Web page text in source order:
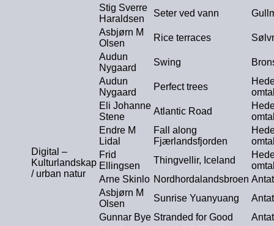
Digital –
Kulturlandskap
/ urban natur
Stig Sverre
Haraldsen
Seter ved vann
Asbjørn M
Olsen
Rice terraces
Audun
Nygaard
Swing
Audun
Nygaard
Perfect trees
Eli Johanne
Stene
Atlantic Road
Endre M
Lidal
Fall along
Fjærlandsfjorden
Frid
Ellingsen
Thingvellir, Iceland
Arne Skinlo Nordhordalandsbroen
Asbjørn M
Olsen
Sunrise Yuanyuang
Gunnar Bye Stranded for Good